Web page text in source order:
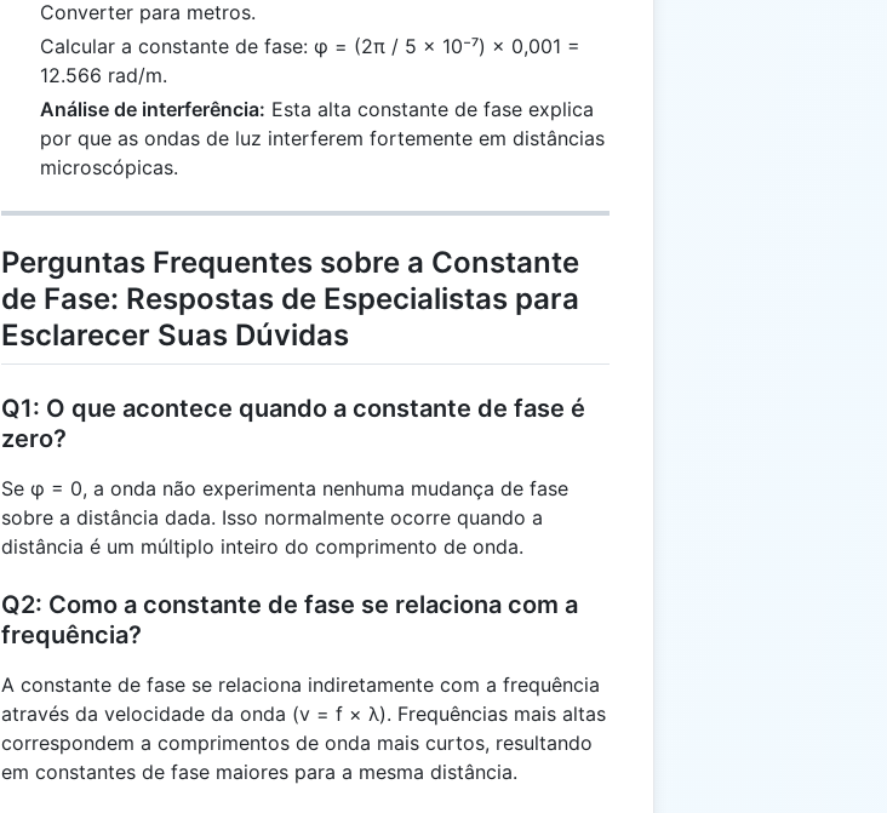
Converter para metros.
Calcular a constante de fase: φ = (2π / 5 × 10⁻⁷) × 0,001 =
12.566 rad/m.
Análise de interferência: Esta alta constante de fase explica
por que as ondas de luz interferem fortemente em distâncias
microscópicas.
Perguntas Frequentes sobre a Constante
de Fase: Respostas de Especialistas para
Esclarecer Suas Dúvidas
Q1: O que acontece quando a constante de fase é
zero?
Se φ = 0, a onda não experimenta nenhuma mudança de fase
sobre a distância dada. Isso normalmente ocorre quando a
distância é um múltiplo inteiro do comprimento de onda.
Q2: Como a constante de fase se relaciona com a
frequência?
A constante de fase se relaciona indiretamente com a frequência
através da velocidade da onda (v = f × λ). Frequências mais altas
correspondem a comprimentos de onda mais curtos, resultando
em constantes de fase maiores para a mesma distância.